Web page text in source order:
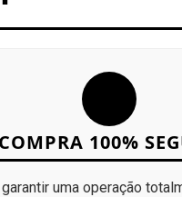
COMPRA 100%
uma operação